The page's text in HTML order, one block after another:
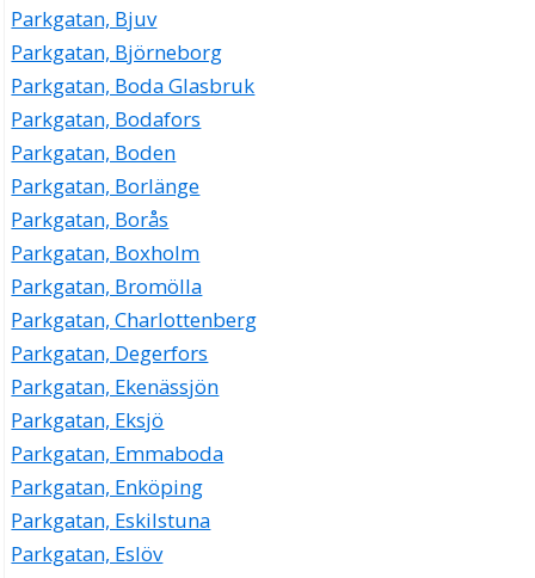
Parkgatan, Bjuv
Parkgatan, Björneborg
Parkgatan, Boda Glasbruk
Parkgatan, Bodafors
Parkgatan, Boden
Parkgatan, Borlänge
Parkgatan, Borås
Parkgatan, Boxholm
Parkgatan, Bromölla
Parkgatan, Charlottenberg
Parkgatan, Degerfors
Parkgatan, Ekenässjön
Parkgatan, Eksjö
Parkgatan, Emmaboda
Parkgatan, Enköping
Parkgatan, Eskilstuna
Parkgatan, Eslöv